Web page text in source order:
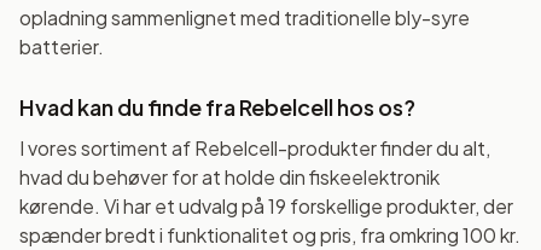
opladning sammenlignet med traditionelle bly-syre
batterier.
Hvad kan du finde fra Rebelcell hos os?
I vores sortiment af Rebelcell-produkter finder du alt,
hvad du behøver for at holde din fiskeelektronik
kørende. Vi har et udvalg på 19 forskellige produkter, der
spænder bredt i funktionalitet og pris, fra omkring 100 kr.